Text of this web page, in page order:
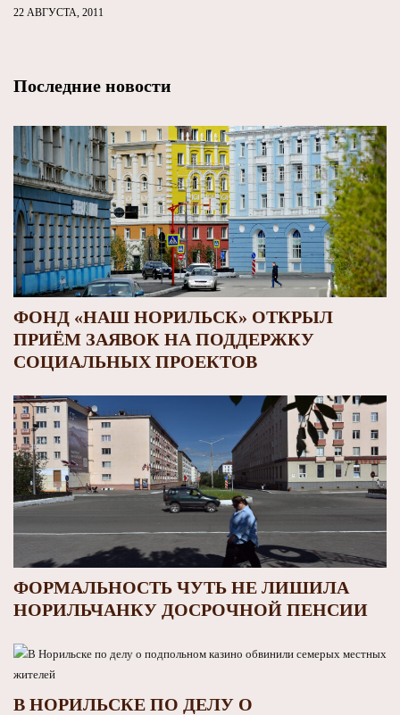
22 АВГУСТА, 2011
Последние новости
ФОНД «НАШ НОРИЛЬСК» ОТКРЫЛ
ПРИЁМ ЗАЯВОК НА ПОДДЕРЖКУ
СОЦИАЛЬНЫХ ПРОЕКТОВ
ФОРМАЛЬНОСТЬ ЧУТЬ НЕ ЛИШИЛА
НОРИЛЬЧАНКУ ДОСРОЧНОЙ ПЕНСИИ
В НОРИЛЬСКЕ ПО ДЕЛУ О